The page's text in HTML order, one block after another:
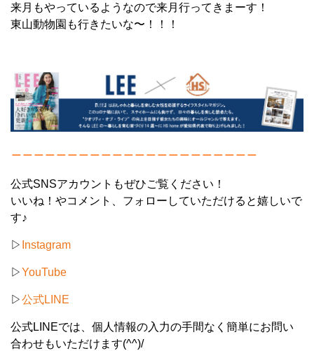
来月もやっているようなので来月行ってきまーす！
東山動物園も行きたいな〜！！！
公式SNSアカウントもぜひご覧ください！
いいね！やコメント、フォローしていただけると嬉しいで
す♪
▷ Instagram
▷YouTube
▷公式LINE
公式LINEでは、個人情報の入力の手間なく簡単にお問い
合わせもいただけます(^^)/